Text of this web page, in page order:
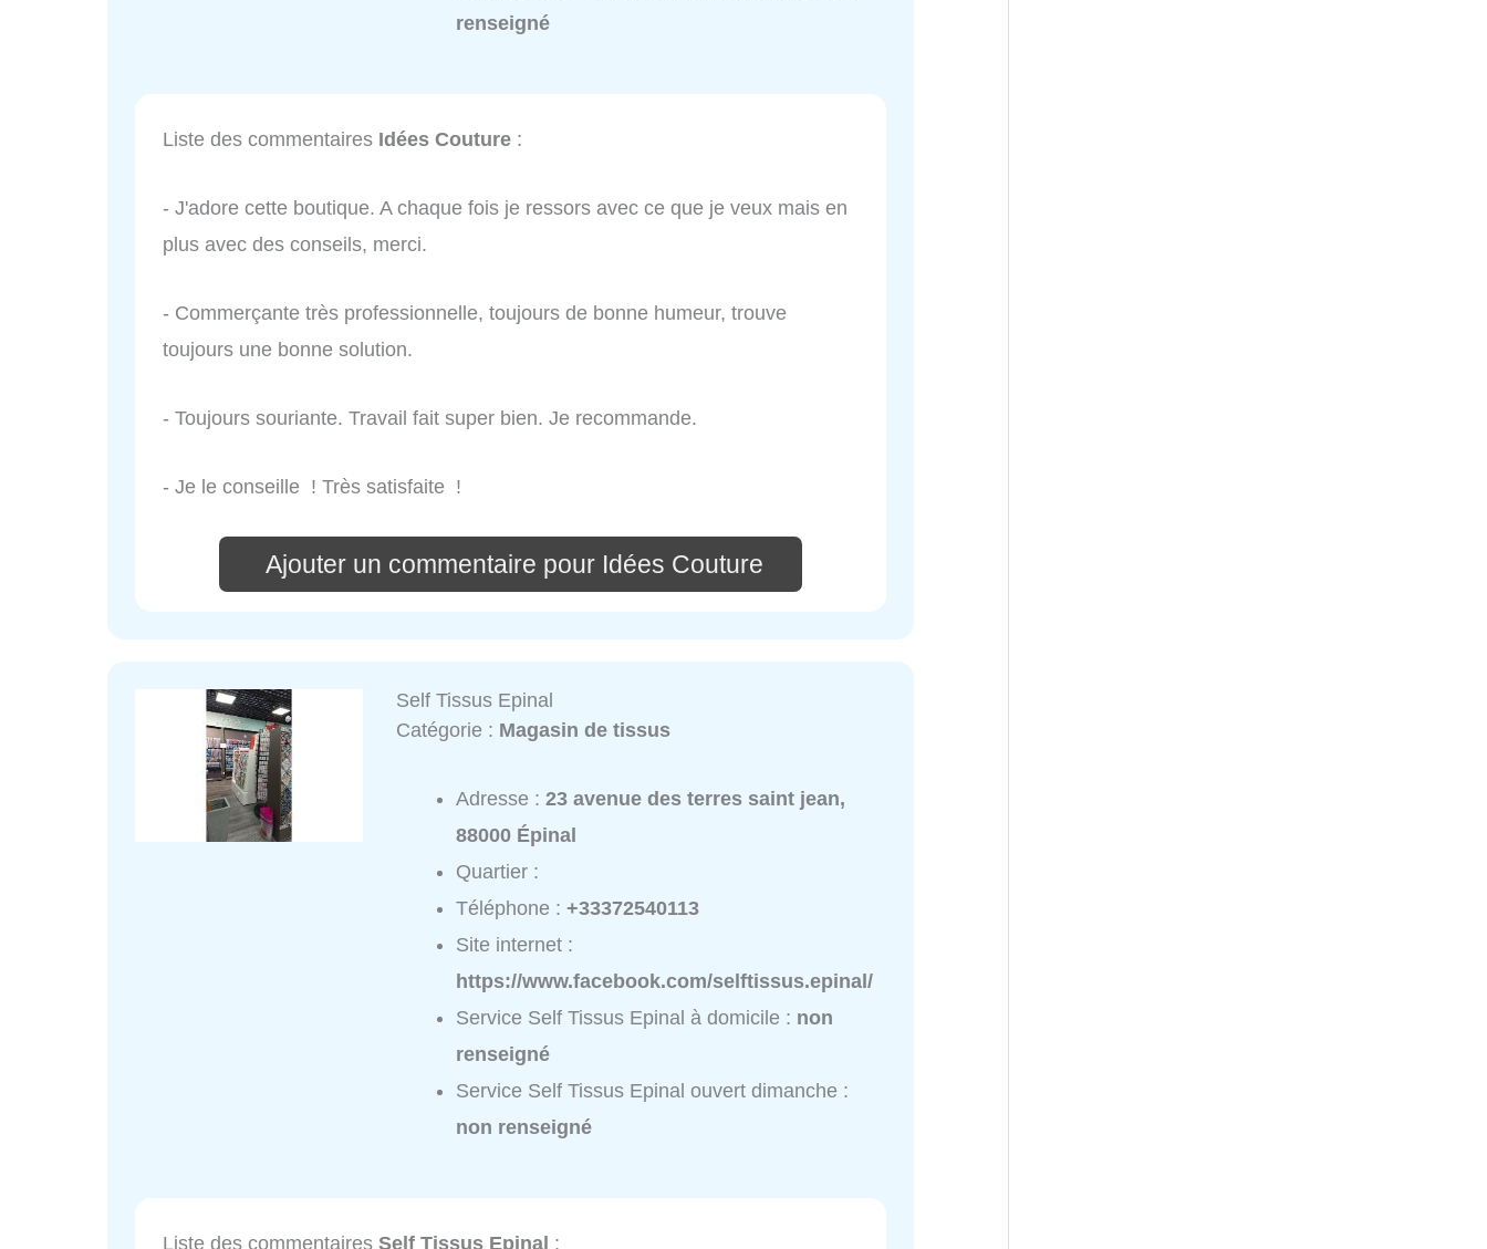
renseigné
Liste des commentaires Idées Couture :
- J'adore cette boutique. A chaque fois je ressors avec ce que je veux mais en
plus avec des conseils, merci.
- Commerçante très professionnelle, toujours de bonne humeur, trouve
toujours une bonne solution.
- Toujours souriante. Travail fait super bien. Je recommande.
- Je le conseille ! Très satisfaite !
Ajouter un commentaire pour Idées Couture
Self Tissus Epinal
Catégorie : Magasin de tissus
Adresse :23 avenue des terres saint jean,
88000 Épinal
Quartier :
Téléphone :+33372540113
Site internet :
https://www.facebook.com/selftissus.epinal/
Service Self Tissus Epinal à domicile : non
renseigné
Service Self Tissus Epinal ouvert dimanche :
non renseigné
Liste des commentaires Self Tissus Epinal :